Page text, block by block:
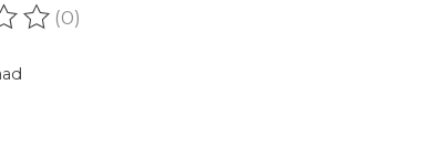
van dit product is
(0)